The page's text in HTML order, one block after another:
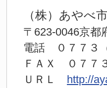
（株）あやべ
〒623-0046京都
電話 ０７７
ＦＡＸ ０７７
ＵＲＬ http://